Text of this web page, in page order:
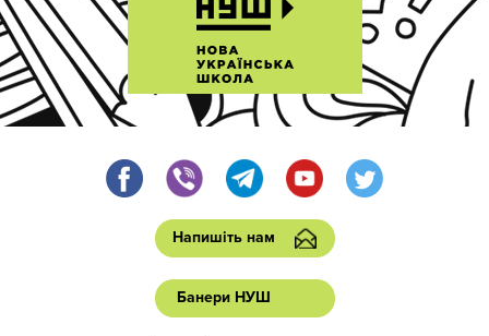
Напишіть нам
Банери НУШ